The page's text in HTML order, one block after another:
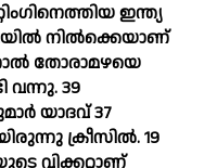
ഇന്ത്യ
നില്‍ക്കെയാണ്
തോരാമഴയെ
വന്നു. 39
യാദവ് 37
ക്രീസില്‍. 19